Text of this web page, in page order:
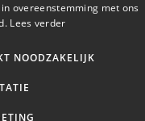
overeenstemming met ons
Lees verder
NOODZAKELIJK